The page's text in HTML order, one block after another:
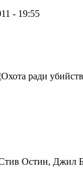
- 19:55
Остин, Джил